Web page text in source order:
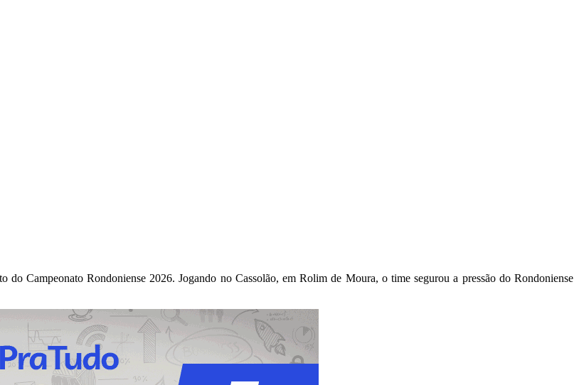
Campeonato Rondoniense 2026. Jogando no Cassolão, em Rolim de Moura, o time segurou a pressão do Rondoniense